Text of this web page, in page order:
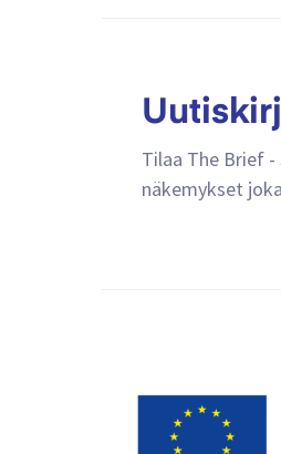
Tilaa The Brief
näkemykset